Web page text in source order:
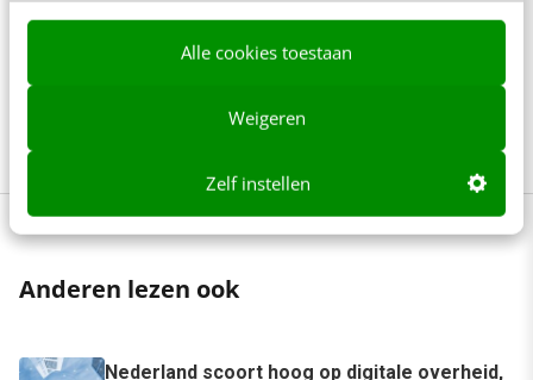
Alle cookies toestaan
Weigeren
Zelf instellen
in de training Contentcreatie hoe op een effectieve
en creatieve manier het verhaal van je organisatie te
vertellen en gaat samen met jou aan de slag met de
7 gouden regels van rake verhalen.
Anderen lezen ook
Nederland scoort hoog op digitale overheid,